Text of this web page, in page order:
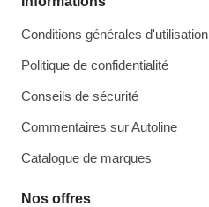
Conditions générales d'utilisation
Politique de confidentialité
Conseils de sécurité
Commentaires sur Autoline
Catalogue de marques
Nos offres